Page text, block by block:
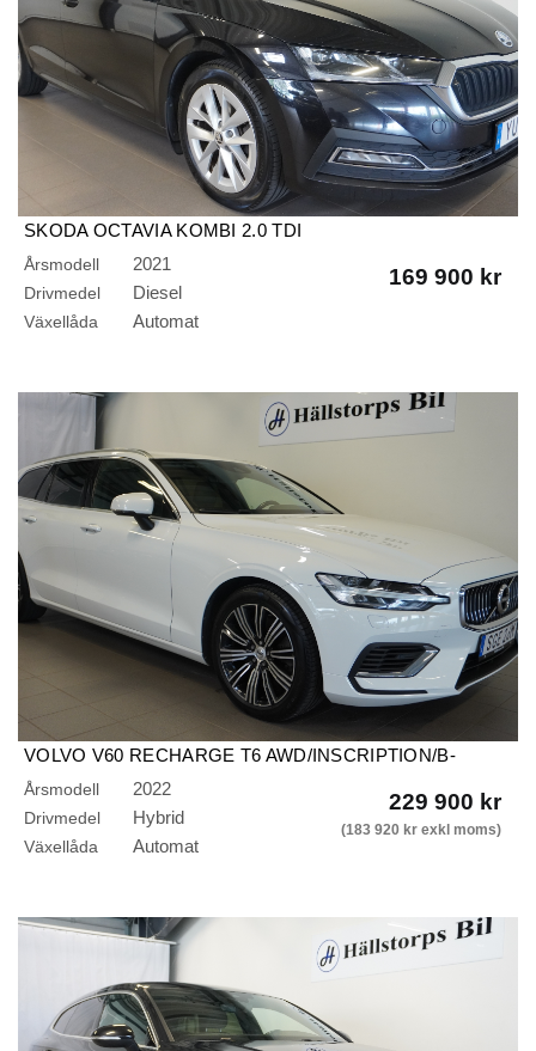
SKODA OCTAVIA KOMBI 2.0 TDI
SCR/STYLE/AUTO/DRAG/B-KAMERA
Årsmodell 2021
Drivmedel Diesel
Växellåda Automat
169 900 kr
VOLVO V60 RECHARGE T6 AWD/INSCRIPTION/B-
KAMERA/DRAG
Årsmodell 2022
Drivmedel Hybrid
Växellåda Automat
229 900 kr
(183 920 kr exkl moms)